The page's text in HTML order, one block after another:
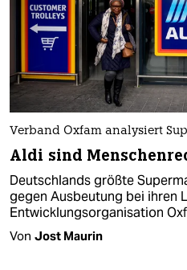
Verband Oxfam analysiert
Aldi sind
Deutschlands größte
gegen Ausbeutung bei ihren
Entwicklungsorganisation
Von Jost Maurin